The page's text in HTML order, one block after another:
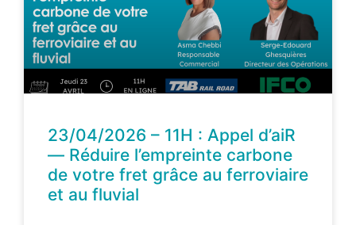
23/04/2026 – 11H : Appel d’aiR
— Réduire l’empreinte carbone
de votre fret grâce au ferroviaire
et au fluvial